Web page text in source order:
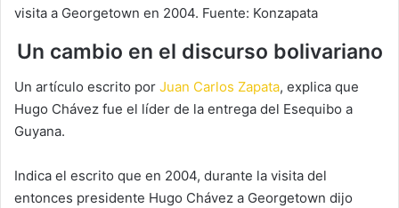
visita a Georgetown en 2004. Fuente: Konzapata
Un cambio en el discurso bolivariano
Un artículo escrito por Juan Carlos Zapata, explica que
Hugo Chávez fue el líder de la entrega del Esequibo a
Guyana.
Indica el escrito que en 2004, durante la visita del
entonces presidente Hugo Chávez a Georgetown dijo